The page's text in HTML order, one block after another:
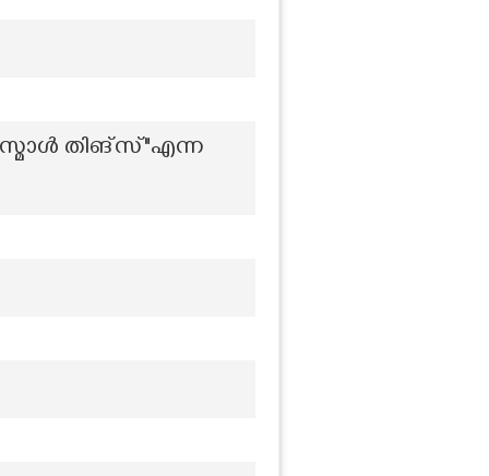
തിങ്സ്"എന്ന